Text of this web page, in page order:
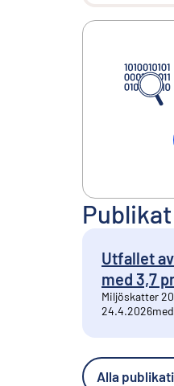
Utfallet
med 3,7
Miljöskatter
24.4.2026
Alla